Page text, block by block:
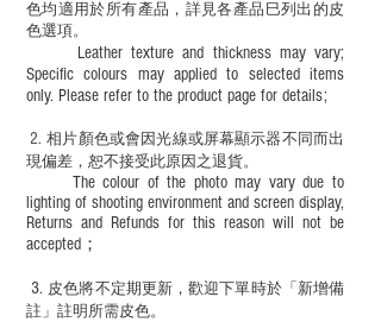
色均適用於所有產品，詳見各產品巳列出的皮
色選項。
Leather texture and thickness may vary;
Specific colours may applied to selected items
only. Please refer to the product page for details;
​2.相片顏色或會因光線或屏幕顯示器不同而出
現偏差，恕不接受此原因之退貨。
The colour of the photo may vary due to
lighting of shooting environment and screen display,
Returns and Refunds for this reason will not be
accepted；
3. 皮色將不定期更新，歡迎下單時於「新增備
註」註明 所需皮色。